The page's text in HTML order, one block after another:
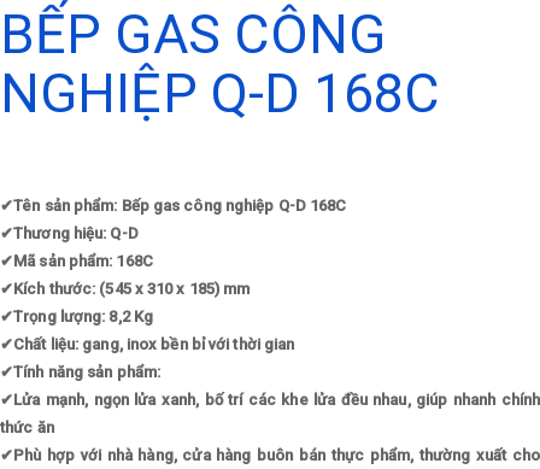
BẾP GAS CÔNG
NGHIỆP Q-D 168C
✔Tên sản phẩm: Bếp gas công nghiệp Q-D 168C
✔Thương hiệu: Q-D
✔Mã sản phẩm: 168C
✔Kích thước: (545 x 310 x 185) mm
✔Trọng lượng: 8,2 Kg
✔Chất liệu: gang, inox bền bỉ với thời gian
✔Tính năng sản phẩm:
✔Lửa mạnh, ngọn lửa xanh, bố trí các khe lửa đều nhau, giúp nhanh chính
thức ăn
✔Phù hợp với nhà hàng, cửa hàng buôn bán thực phẩm, thường xuất cho